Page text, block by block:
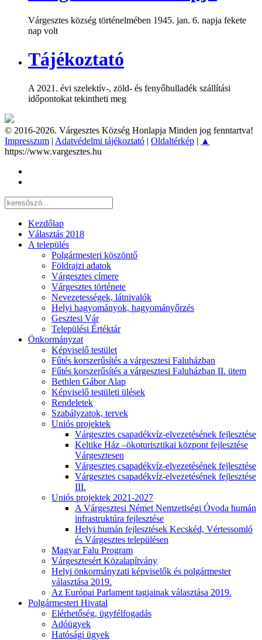
Várgesztes község történelmében 1945. jan. 6. napja fekete
nap volt
Tájékoztató
A 2021. évi szelektív-, zöld- és fenyőhulladék szállítási
időpontokat tekintheti meg
© 2016-2026. Várgesztes Község Honlapja Minden jog fenntartva!
Impresszum | Adatvédelmi tájékoztató | Oldaltérkép | ▲
https://www.vargesztes.hu
Kezdőlap
Választás 2018
A település
Polgármesteri köszöntő
Földrajzi adatok
Várgesztes címere
Várgesztes története
Nevezetességek, látnivalók
Helyi hagyományok, hagyományőrzés
Gesztesi Vár
Települési Értéktár
Önkormányzat
Képviselő testület
Fűtés korszerűsítés a várgesztesi Faluházban
Fűtés korszerűsítés a várgesztesi Faluházban II. ütem
Bethlen Gábor Alap
Képviselő testületi ülések
Rendeletek
Szabályzatok, tervek
Uniós projektek
Várgesztes csapadékvíz-elvezetésének fejlesztése
Keltike Ház –ökoturisztikai központ fejlesztése
Várgesztesen
Várgesztes csapadékvíz-elvezetésének fejlesztése
Várgesztes csapadékvíz-elvezetésének fejlesztése
III.
Uniós projektek 2021-2027
A Várgesztesi Német Nemzetiségi Óvoda humán
infrastruktúra fejlesztése
Helyi humán fejlesztések Kecskéd, Vértessomló
és Várgesztes településen
Magyar Falu Program
Várgesztesért Közalapítvány
Helyi önkormányzati képviselők és polgármester
választása 2019.
Az Európai Parlament tagjainak választása 2019.
Polgármesteri Hivatal
Elérhetőség, ügyfélfogadás
Adóügyek
Hatósági ügyek